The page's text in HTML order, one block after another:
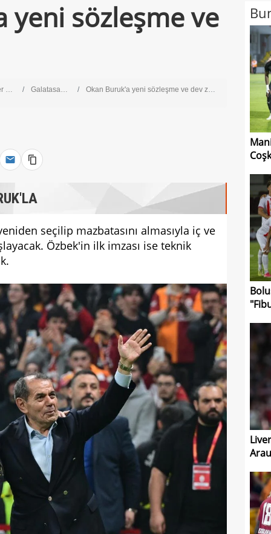
yeni sözleşme ve
Galatasaray Okan Buruk'a yeni sözleşme ve dev zam!
seçilip mazbatasını almasıyla iç ve
Özbek'in ilk imzası ise teknik